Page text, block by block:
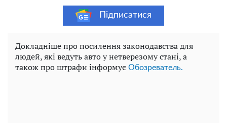
Підписатися
Докладніше про посилення законодавства для
людей, які ведуть авто у нетверезому стані, а
також про штрафи інформує Обозреватель.